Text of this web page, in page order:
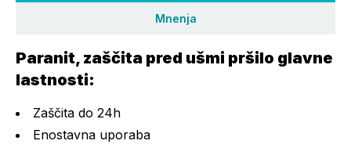
Mnenja
Paranit, zaščita pred ušmi pršilo glavne
lastnosti:
Zaščita do 24h
Enostavna uporaba